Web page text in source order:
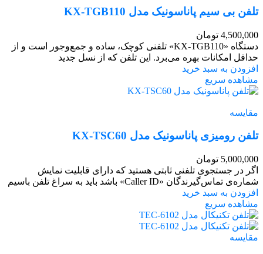
تلفن بی سیم پاناسونیک مدل KX-TGB110
4,500,000 تومان
دستگاه «KX-TGB110» تلفنی کوچک، ساده و جمع‌و‌جور است و از
حداقل امکانات بهره می‌برد. این تلفن که از نسل جدید
افزودن به سبد خرید
مشاهده سریع
مقایسه
تلفن رومیزی پاناسونیک مدل KX-TSC60
5,000,000 تومان
اگر در جستجوی تلفنی ثابتی هستید که دارای قابلیت نمایش
شماره‌ی تماس‌گیرندگان «Caller ID» باشد باید به سراغ تلفن باسیم
افزودن به سبد خرید
مشاهده سریع
مقایسه